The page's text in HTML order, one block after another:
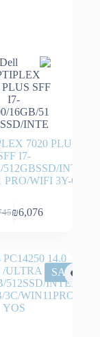
7020 PLUS
I7-
INTE
WIFI 3Y-OS
₪6,076
SALE